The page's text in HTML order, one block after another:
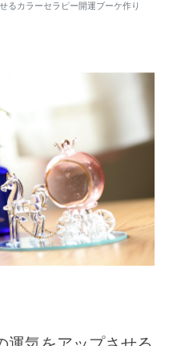
るカラーセラピー開運ブーケ作り